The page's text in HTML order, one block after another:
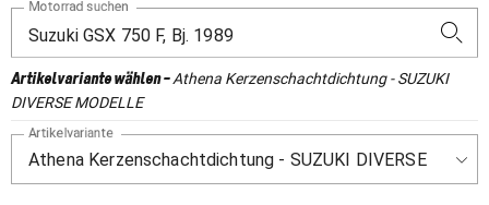
Motorrad suchen
Artikelvariante wählen-Athena Kerzenschachtdichtung - SUZUKI
DIVERSE MODELLE
Artikelvariante